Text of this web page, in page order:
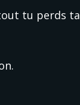
tu perds ta